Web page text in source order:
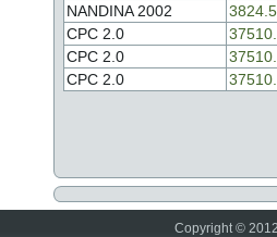
NANDINA 2002
CPC 2.0
CPC 2.0
CPC 2.0
Copyright ©